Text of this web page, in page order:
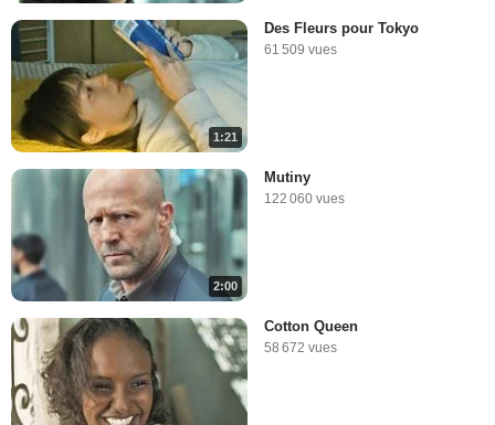
1:21
Des Fleurs pour Tokyo
61 509 vues
2:00
Mutiny
122 060 vues
Cotton Queen
58 672 vues